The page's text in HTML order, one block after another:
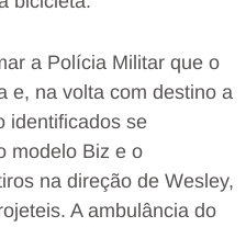
a Polícia Militar que o
e, na volta com destino a
identificados se
modelo Biz e o
na direção de Wesley,
A ambulância do